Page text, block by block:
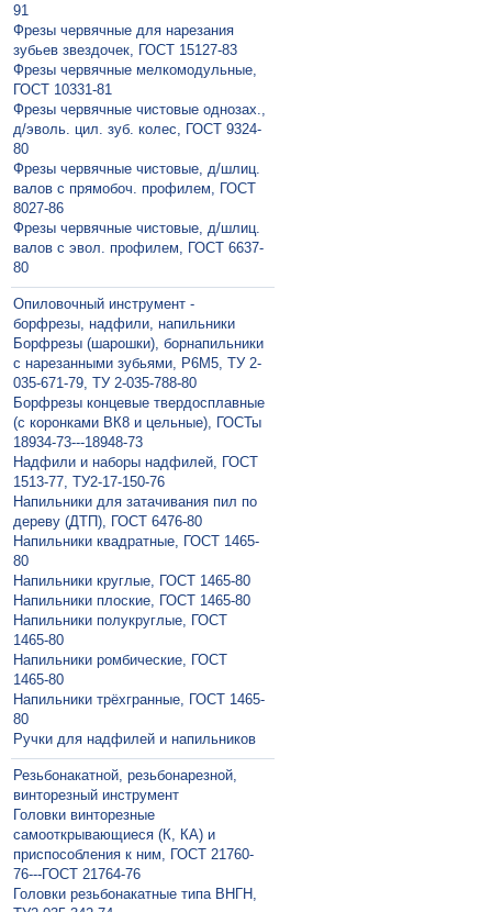
91
Фрезы червячные для нарезания
зубьев звездочек, ГОСТ 15127-83
Фрезы червячные мелкомодульные,
ГОСТ 10331-81
Фрезы червячные чистовые однозах.,
д/эволь. цил. зуб. колес, ГОСТ 9324-
80
Фрезы червячные чистовые, д/шлиц.
валов с прямобоч. профилем, ГОСТ
8027-86
Фрезы червячные чистовые, д/шлиц.
валов с эвол. профилем, ГОСТ 6637-
80
Опиловочный инструмент -
борфрезы, надфили, напильники
Борфрезы (шарошки), борнапильники
с нарезанными зубьями, Р6М5, ТУ 2-
035-671-79, ТУ 2-035-788-80
Борфрезы концевые твердосплавные
(с коронками ВК8 и цельные), ГОСТы
18934-73---18948-73
Надфили и наборы надфилей, ГОСТ
1513-77, ТУ2-17-150-76
Напильники для затачивания пил по
дереву (ДТП), ГОСТ 6476-80
Напильники квадратные, ГОСТ 1465-
80
Напильники круглые, ГОСТ 1465-80
Напильники плоские, ГОСТ 1465-80
Напильники полукруглые, ГОСТ
1465-80
Напильники ромбические, ГОСТ
1465-80
Напильники трёхгранные, ГОСТ 1465-
80
Ручки для надфилей и напильников
Резьбонакатной, резьбонарезной,
винторезный инструмент
Головки винторезные
самооткрывающиеся (К, КА) и
приспособления к ним, ГОСТ 21760-
76---ГОСТ 21764-76
Головки резьбонакатные типа ВНГН,